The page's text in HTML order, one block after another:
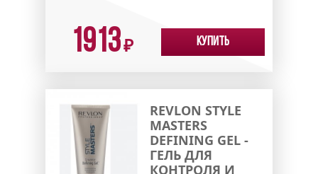
1913₽ Купить
REVLON STYLE
MASTERS
DEFINING GEL -
ГЕЛЬ ДЛЯ
КОНТРОЛЯ И